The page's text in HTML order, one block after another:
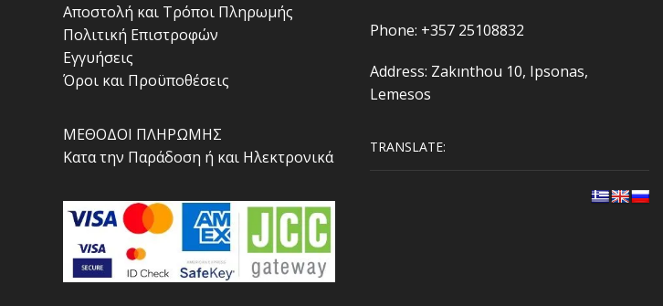
Αποστολή και Τρόποι Πληρωμής
Πολιτική Επιστροφών
Εγγυήσεις
Όροι και Προϋποθέσεις
ΜΕΘΟΔΟΙ ΠΛΗΡΩΜΗΣ
Κατα την Παράδοση ή και Ηλεκτρονικά
Phone: +357 25108832
Address: Zakınthou 10, Ipsonas,
Lemesos
TRANSLATE: